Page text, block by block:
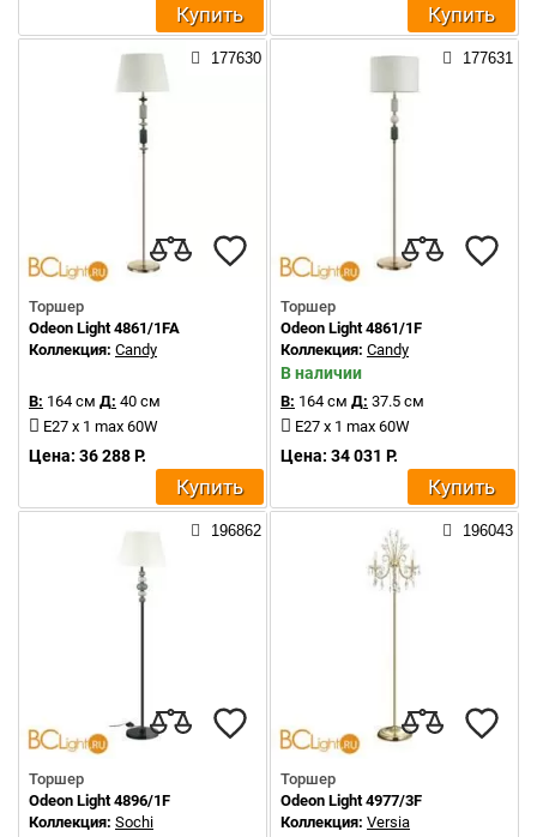
Купить Купить
177630
Торшер
Odeon Light 4861/1FA
Коллекция: Candy
В: 164 см Д: 40 см
E27 x 1 max 60W
Цена: 36 288 Р.
Купить
177631
Торшер
Odeon Light 4861/1F
Коллекция: Candy
В наличии
В: 164 см Д: 37.5 см
E27 x 1 max 60W
Цена: 34 031 Р.
Купить
196862
Торшер
Odeon Light 4896/1F
Коллекция: Sochi
196043
Торшер
Odeon Light 4977/3F
Коллекция: Versia